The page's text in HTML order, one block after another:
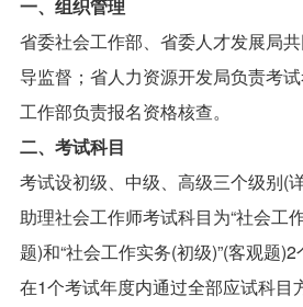
一、组织管理
省委社会工作部、省委人才发展局
导监督；省人力资源开发局负责考
工作部负责报名资格核查。
二、考试科目
考试设初级、中级、高级三个级别(详
助理社会工作师考试科目为“社会工
题)和“社会工作实务(初级)”(客观题
在1个考试年度内通过全部应试科目